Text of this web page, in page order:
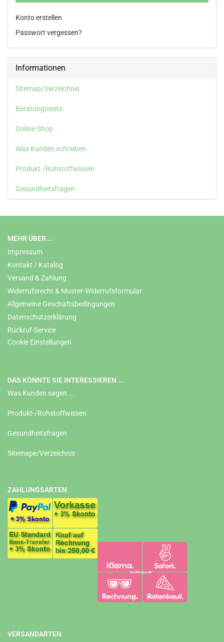
Konto erstellen
Passwort vergessen?
Informationen
Sitemap/Verzeichnis
Beratungsseite
Online-Shop
Was Kunden schreiben
Produkt-/Rohstoffwissen
Gesundheitsfragen
MEHR ÜBER...
Impressum
Kontakt / Katalog
Versand & Zahlung
Widerrufsrecht & Muster-Widerrufsformular
Allgemeine Geschäftsbedingungen
Datenschutzerklärung
Rückruf-Service
Cookie Einstellungen
DAS KÖNNTE SIE INTERESSIEREN ...
Was Kunden sagen ...
Produkt-/Rohstoffwissen
Gesundheitsfragen
Sitemape/Verzeichnis
ZAHLUNGSARTEN
VERSANDARTEN